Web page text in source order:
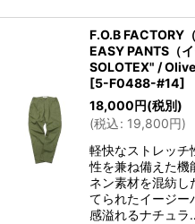
F.O.B FACTORY
EASY PANTS（
SOLOTEX" /
[5-F0488-#14]
18,000 円(税別)
(税込: 19,800円)
軽快なストレッチ
性を兼ね備えた機
ネン素材を混紡し
てられたイージー
感溢れるナチュラ